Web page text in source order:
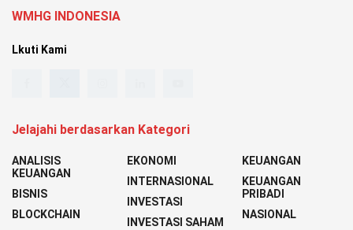
WMHG INDONESIA
Lkuti Kami
Jelajahi berdasarkan Kategori
ANALISIS
KEUANGAN
BISNIS
BLOCKCHAIN
EKONOMI
INTERNASIONAL
INVESTASI
INVESTASI SAHAM
KEUANGAN
KEUANGAN
PRIBADI
NASIONAL